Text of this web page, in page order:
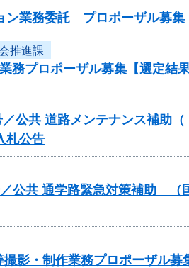
業務委託 プロポーザル募集
推進課
務プロポーザル募集【選定結果
公共 道路メンテナンス補助
札公告
／公共 通学路緊急対策補助 （
影・制作業務プロポーザル募